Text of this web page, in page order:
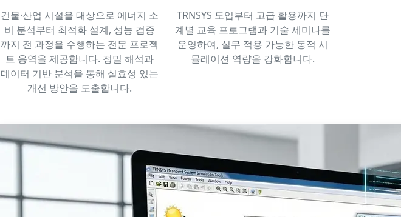
건물·산업 시설을 대상으로 에너지 소
비 분석부터 최적화 설계, 성능 검증
까지 전 과정을 수행하는 전문 프로젝
트 용역을 제공합니다. 정밀 해석과
데이터 기반 분석을 통해 실효성 있는
개선 방안을 도출합니다.
TRNSYS 도입부터 고급 활용까지 단
계별 교육 프로그램과 기술 세미나를
운영하여, 실무 적용 가능한 동적 시
뮬레이션 역량을 강화합니다.